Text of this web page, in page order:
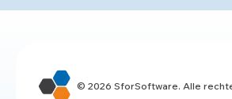
© 2026 SforSoftware. Alle